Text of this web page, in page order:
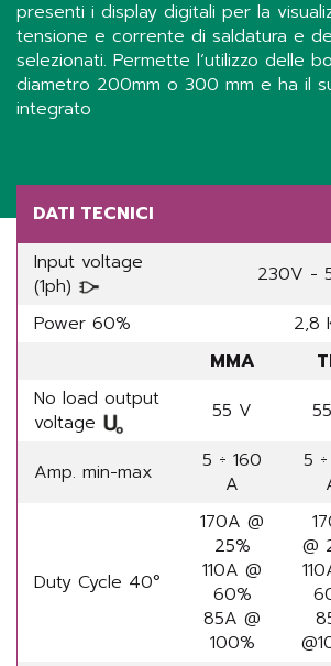
presenti i display digitali per la
tensione e corrente di saldatura e
selezionati. Permette l’utilizzo delle
diametro 200mm o 300 mm e ha il
integrato
DATI TECNICI
Input voltage
(1ph)
230V -
Power 60%
2,8
MMA
No load output
voltage
55 V
Amp. min-max
5 ÷ 160
A
5
Duty Cycle 40°
170A @
25%
110A @
60%
85A @
100%
@